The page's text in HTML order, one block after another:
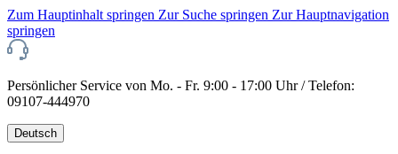
Zum Hauptinhalt springen Zur Suche springen Zur Hauptnavigation
springen
Persönlicher Service von Mo. - Fr. 9:00 - 17:00 Uhr / Telefon:
09107-444970
Deutsch